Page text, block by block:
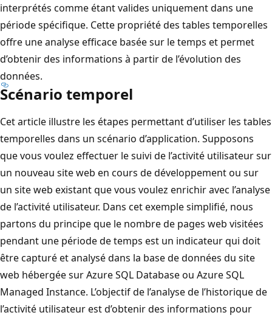
interprétés comme étant valides uniquement dans une
période spécifique. Cette propriété des tables temporelles
offre une analyse efficace basée sur le temps et permet
d’obtenir des informations à partir de l’évolution des
données.
Scénario temporel
Cet article illustre les étapes permettant d’utiliser les tables
temporelles dans un scénario d’application. Supposons
que vous voulez effectuer le suivi de l’activité utilisateur sur
un nouveau site web en cours de développement ou sur
un site web existant que vous voulez enrichir avec l’analyse
de l’activité utilisateur. Dans cet exemple simplifié, nous
partons du principe que le nombre de pages web visitées
pendant une période de temps est un indicateur qui doit
être capturé et analysé dans la base de données du site
web hébergée sur Azure SQL Database ou Azure SQL
Managed Instance. L’objectif de l’analyse de l’historique de
l’activité utilisateur est d’obtenir des informations pour